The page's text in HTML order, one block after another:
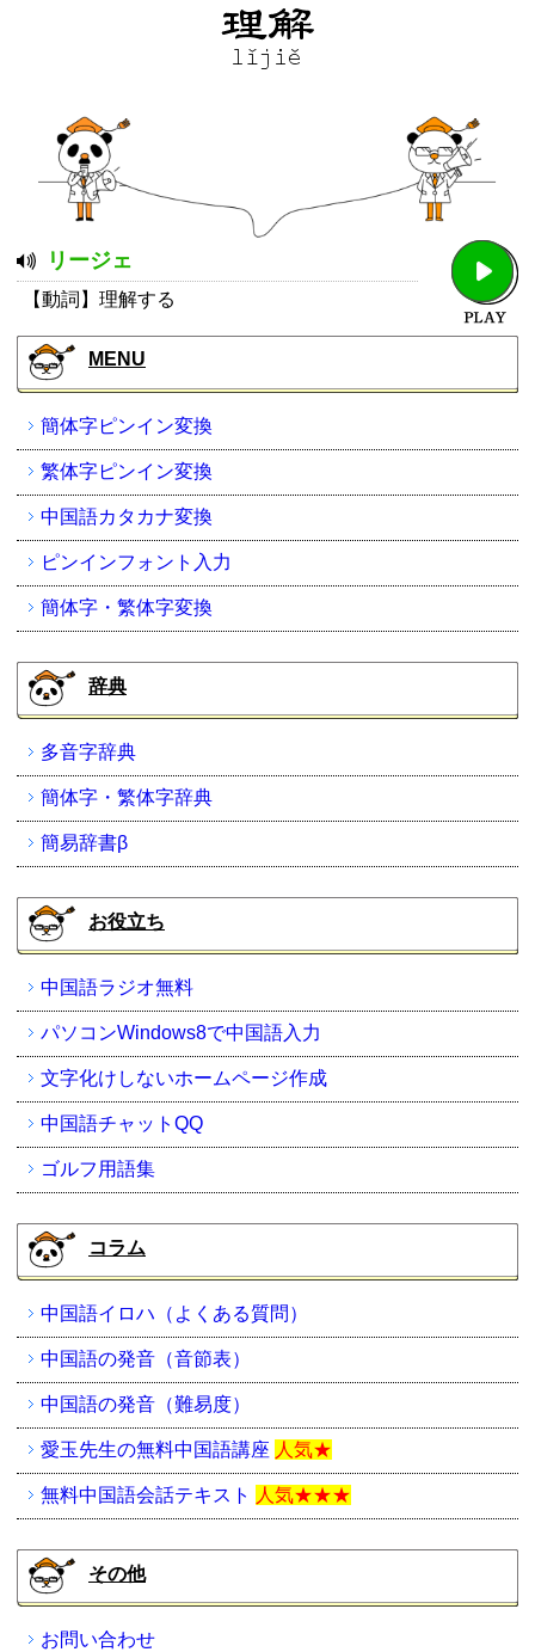
リージェ
【動詞】理解する
MENU
簡体字ピンイン変換
繁体字ピンイン変換
中国語カタカナ変換
ピンインフォント入力
簡体字・繁体字変換
辞典
多音字辞典
簡体字・繁体字辞典
簡易辞書β
お役立ち
中国語ラジオ無料
パソコンWindows8で中国語入力
文字化けしないホームページ作成
中国語チャットQQ
ゴルフ用語集
コラム
中国語イロハ（よくある質問）
中国語の発音（音節表）
中国語の発音（難易度）
愛玉先生の無料中国語講座 人気★
無料中国語会話テキスト 人気★★★
その他
お問い合わせ